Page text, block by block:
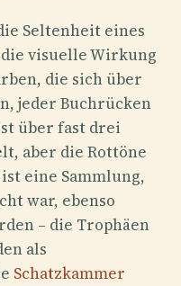
Seltenheit eines
visuelle Wirkung
die sich über
jeder Buchrücken
über fast drei
aber die Rottöne
eine Sammlung,
war, ebenso
– die Trophäen
als
Schatzkammer